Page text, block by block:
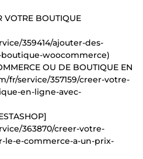
VOTRE BOUTIQUE
359414/ajouter-des-
woocommerce)
OU DE BOUTIQUE EN
fr/service/357159/creer-votre-
en-ligne-avec-
363870/creer-votre-
le-e-commerce-a-un-prix-